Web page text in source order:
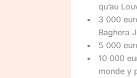
qu’au
3 000
Baghera
5 000
10 000
monde y